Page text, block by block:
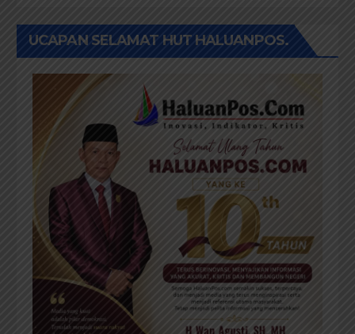
UCAPAN SELAMAT HUT HALUANPOS.